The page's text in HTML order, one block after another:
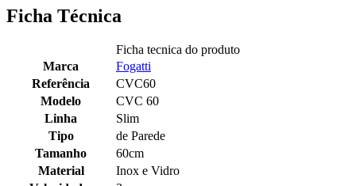
Ficha Técnica
Ficha tecnica do produto
Marca
Fogatti
Referência
CVC60
Modelo
CVC 60
Linha
Slim
Tipo
de Parede
Tamanho
60cm
Material
Inox e Vidro